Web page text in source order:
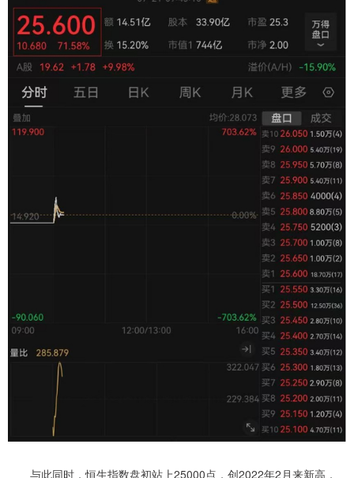
与此同时，恒生指数盘初站上25000点，创2022年2月来新高，